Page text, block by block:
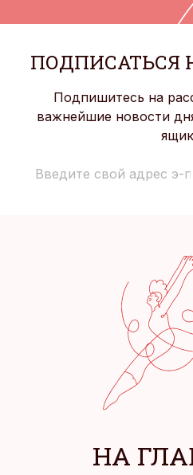
ПОДПИСАТЬСЯ
Подпишитесь на
важнейшие новости
НА